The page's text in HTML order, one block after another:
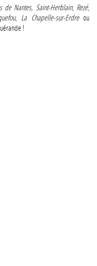
de Nantes, Saint-Herblain, Rezé,
, La Chapelle-sur-Erdreou
!